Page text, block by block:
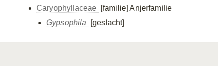
Caryophyllaceae
[familie] Anjerfamilie
Gypsophila
[geslacht]